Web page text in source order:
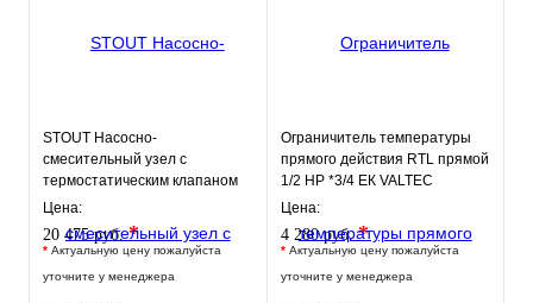
STOUT Насосно-
смесительный узел с
термостатическим клапаном
30-60°C, без насоса
Цена:
20 475 руб.*
* Актуальную цену пожалуйста
уточните у менеджера
Ограничитель температуры
прямого действия RTL прямой
1/2 НР *3/4 ЕК VALTEC
Цена:
4 280 руб.*
* Актуальную цену пожалуйста
уточните у менеджера